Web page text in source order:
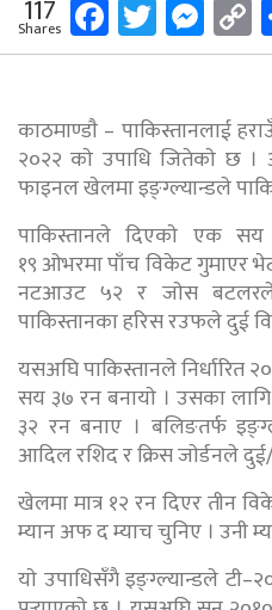
117
Shares Facebook
काठमाण्डाै – पाकिस्तानलाई
२०२२ काे उपाधि जितेकाे छ
फाइनल खेलमा इङ्ग्ल्यान्डले
पाकिस्तानले दिएकाे एक सय
१९ ओभरमा पाँच विकेट गुमाएर
नटआउट ५२ र जाेस
पाकिस्तानका हरिस रउफले दुई
यसअघि पाकिस्तानले
सय ३७ रन बनायाे । उसका
३२ रन बनाए । बलिङतर्फ
आदिल रशिद र क्रिस जाेर्डनले
खेलमा मात्र १२ रन दिएर तीन
म्यान अफ द म्याच चुनिए । उनी
याे उपाधिसँगै इङ्ग्ल्यान्डले